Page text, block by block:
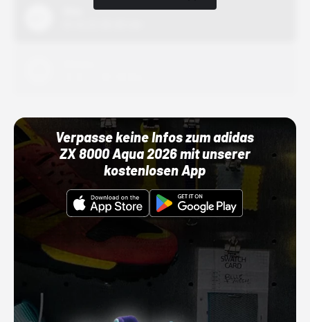
Verpasse keine Infos zum adidas
ZX 8000 Aqua 2026 mit unserer
kostenlosen App